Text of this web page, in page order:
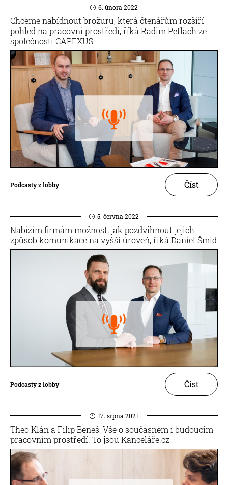
6. února 2022
Chceme nabídnout brožuru, která čtenářům rozšíří
pohled na pracovní prostředí, říká Radim Petlach ze
společnosti CAPEXUS
Podcasty z lobby Číst
5. června 2022
Nabízím firmám možnost, jak pozdvihnout jejich
způsob komunikace na vyšší úroveň, říká Daniel Šmíd
Podcasty z lobby Číst
17. srpna 2021
Theo Klán a Filip Beneš: Vše o současném i budoucím
pracovním prostředí. To jsou Kanceláře.cz